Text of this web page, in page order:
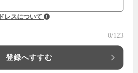
レスについて
0/123
登録へすすむ